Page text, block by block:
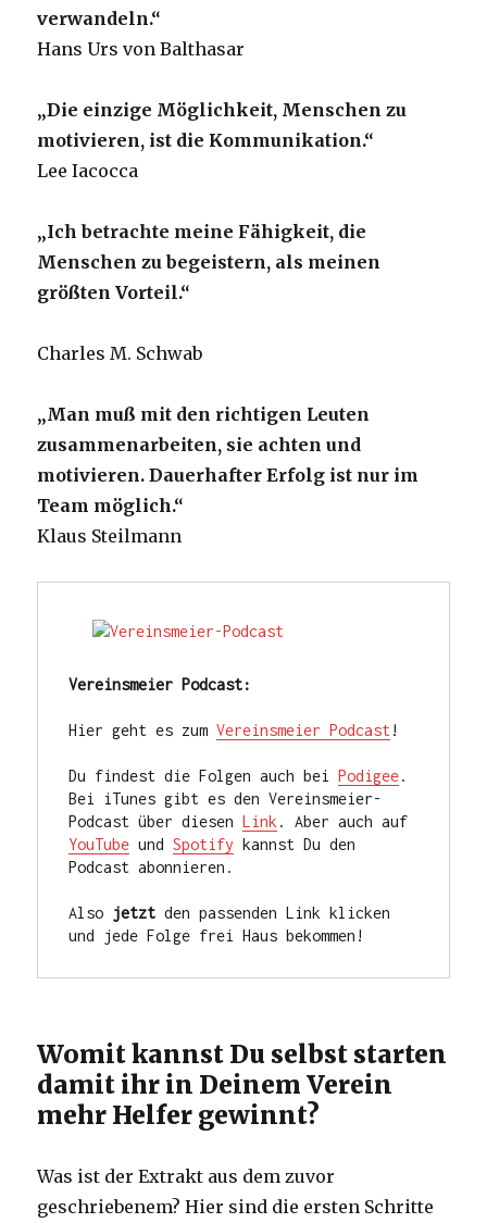
verwandeln.“
Hans Urs von Balthasar
„Die einzige Möglichkeit, Menschen zu
motivieren, ist die Kommunikation.“
Lee Iacocca
„Ich betrachte meine Fähigkeit, die
Menschen zu begeistern, als meinen
größten Vorteil.“
Charles M. Schwab
„Man muß mit den richtigen Leuten
zusammenarbeiten, sie achten und
motivieren. Dauerhafter Erfolg ist nur im
Team möglich.“
Klaus Steilmann
Vereinsmeier Podcast:
Hier geht es zum Vereinsmeier Podcast!
Du findest die Folgen auch bei Podigee.
Bei iTunes gibt es den Vereinsmeier-
Podcast über diesen Link
YouTube und Spotify kannst Du den
Podcast abonnieren.
Also jetzt den passenden Link klicken
und jede Folge frei Haus bekommen!
Womit kannst Du selbst starten
damit ihr in Deinem Verein
mehr Helfer gewinnt?
Was ist der Extrakt aus dem zuvor
geschriebenem? Hier sind die ersten Schritte